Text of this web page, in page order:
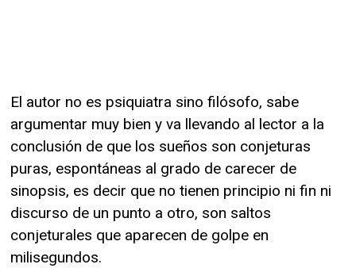
El autor no es psiquiatra sino filósofo, sabe
argumentar muy bien y va llevando al lector a la
conclusión de que los sueños son conjeturas
puras, espontáneas al grado de carecer de
sinopsis, es decir que no tienen principio ni fin ni
discurso de un punto a otro, son saltos
conjeturales que aparecen de golpe en
milisegundos.